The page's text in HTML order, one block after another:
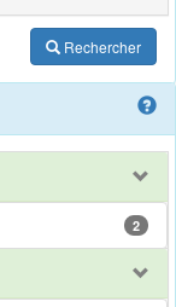
Rechercher
2